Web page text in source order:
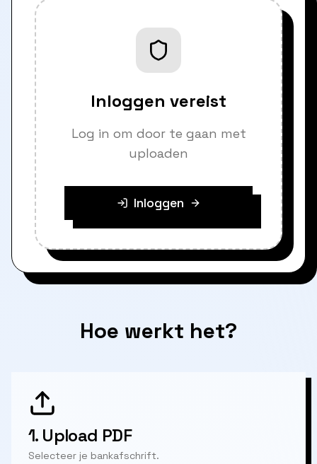
Inloggen vereist
Log in om door te gaan met
uploaden
Inloggen
Hoe werkt het?
1. Upload PDF
Selecteer je bankafschrift.